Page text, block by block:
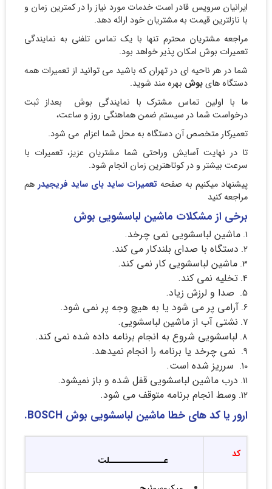
ایرانیان سرویس قادر است خدمات مورد نیاز را در کمترین زمان و
با نازلترین قیمت به مشتریان خود ارائه دهد.
مراجعه مشتریان محترم تنها با یک تماس تلفنی به نمایندگی
تعمیرات بوش امکان پذیر خواهد بود.
شما در هر ناحیه ای در تهران که باشید می توانید از تعمیرات همه
دستگاه هایبوش بهره مند شوید.
ما با اولین تماس مشترک با نمایندگی بوش بعداز ثبت
درخواست شما در سیستم ضمن هماهنگی روز و ساعت،
تعمیرکار متخصص آن دستگاه به محل شما اعزام می شود.
تا در نهایت آسایش وراحتی شما مشتریان عزیز، تعمیرات با
سرعت بیشتر و در کوتاهترین زمان انجام شود.
پیشنهاد میکنیم به صفحه تعمیرات ساید بای ساید فریجیدر هم
مراجعه کنید
برخی از مشکلات ماشین لباسشویی بوش
ماشین لباسشویی نمی چرخد.
دستگاه با صدای بلندکار می کند.
ماشین لباسشویی کار نمی کند.
تخلیه نمی کند.
صدا و لرزش زیاد.
آرامی پر می شود یا به هیچ وجه پر نمی شود.
نشتی آب از ماشین لباسشویی.
لباسشویی شروع به انجام برنامه داده شده نمی کند.
نمی چرخد یا برنامه را انجام نمیدهد.
سرریز شده است.
درب ماشین لباسشویی قفل شده و باز نمیشود.
وسط انجام برنامه متوقف می شود.
ارور یا کد های خطا ماشین لباسشویی بوش BOSCH.
کد عـــــــــــــــلت